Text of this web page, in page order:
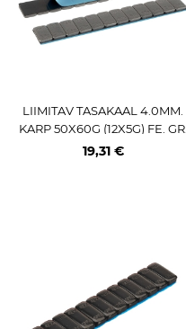
LIIMITAV TASAKAAL 4.0MM.
KARP 50X60G (12X5G) FE. GR.
HALL (ECO)
19,31 €